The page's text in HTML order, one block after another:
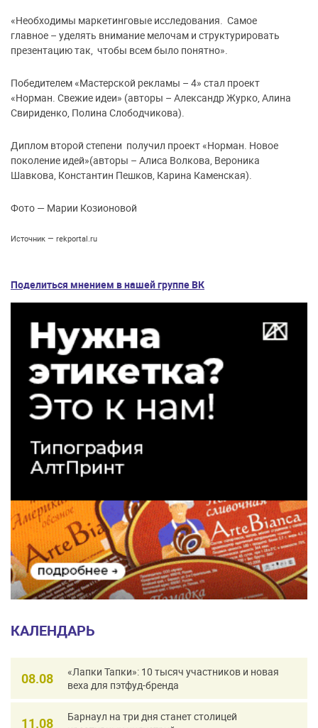
«Необходимы маркетинговые исследования. Самое
главное – уделять внимание мелочам и структурировать
презентацию так, чтобы всем было понятно».
Победителем «Мастерской рекламы – 4» стал проект
«Норман. Свежие идеи» (авторы – Александр Журко, Алина
Свириденко, Полина Слободчикова).
Диплом второй степени получил проект «Норман. Новое
поколение идей»(авторы – Алиса Волкова, Вероника
Шавкова, Константин Пешков, Карина Каменская).
Фото — Марии Козионовой
Источник — rekportal.ru
Поделиться мнением в нашей группе ВК
КАЛЕНДАРЬ
08.08
«Лапки Тапки»: 10 тысяч участников и новая
веха для пэтфуд-бренда
11.08
Барнаул на три дня станет столицей